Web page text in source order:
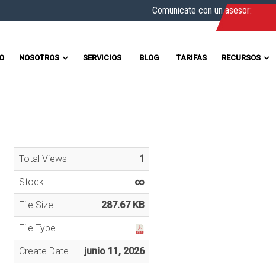
Comunicate con un asesor:
NOSOTROS SERVICIOS BLOG TARIFAS RECURSOS
Total Views 1
Stock ∞
File Size 287.67 KB
File Type
Create Date junio 11, 2026